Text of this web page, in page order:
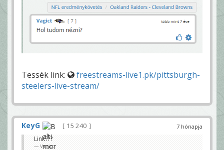
Tessék link:
freestreams-live1.pk/pittsburgh-
steelers-live-stream/
7 hónapja
KeyG
15 240
Link???
Vagict